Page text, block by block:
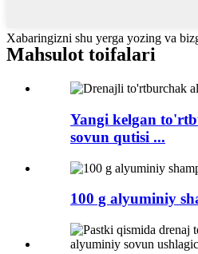
Xabaringizni shu yerga yozing va
Mahsulot toifalari
Yangi kelgan
sovun qutisi ...
100 g alyuminiy